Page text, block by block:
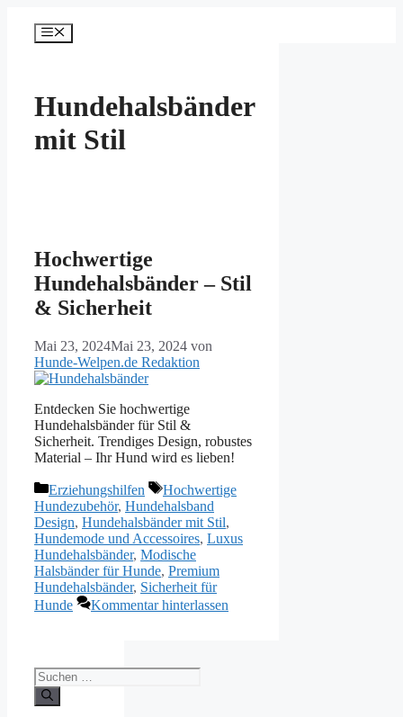
Inhalt
springen
Menü
Hundehalsbänder
mit Stil
Hochwertige
Hundehalsbänder – Stil
& Sicherheit
Mai 23, 2024Mai 23, 2024 von
Hunde-Welpen.de Redaktion
Entdecken Sie hochwertige
Hundehalsbänder für Stil &
Sicherheit. Trendiges Design, robustes
Material – Ihr Hund wird es lieben!
Kategorien
Erziehungshilfen Schlagwörter
Hochwertige
Hundezubehör, Hundehalsband
Design, Hundehalsbänder mit Stil,
Hundemode und Accessoires, Luxus
Hundehalsbänder, Modische
Halsbänder für Hunde, Premium
Hundehalsbänder, Sicherheit für
Hunde
Kommentar hinterlassen
Suchen
nach: